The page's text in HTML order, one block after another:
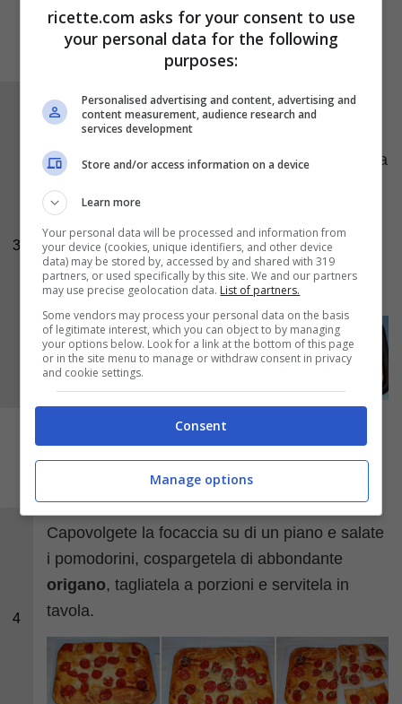
3
Versate il restante olio sul fondo di una teglia
antiaderente ed adagiatevi sopra i pomodorini
divisi a metà, con la parte interna poggiata sulla
pomodori e lasciate lievitare per altri 10 minuti,
dopodiché infornate in forno preriscaldato
180 °C per circa 45 minuti. Una volta cotta
toglietela dal forno e lasciatela riposare.
4
Capovolgete la focaccia su di un piano e salate
i pomodorini, cospargetela di abbondante
origano, tagliatela a porzioni e servitela in
tavola.
ricette.com asks for your consent to use
your personal data for the following
purposes:
Personalised advertising and content, advertising and
content measurement, audience research and
services development
Store and/or access information on a device
Learn more
Your personal data will be processed and information from
your device (cookies, unique identifiers, and other device
data) may be stored by, accessed by and shared with 319
partners, or used specifically by this site. We and our partners
may use precise geolocation data. List of partners.
Some vendors may process your personal data on the basis
of legitimate interest, which you can object to by managing
your options below. Look for a link at the bottom of this page
or in the site menu to manage or withdraw consent in privacy
and cookie settings.
Consent
Manage options